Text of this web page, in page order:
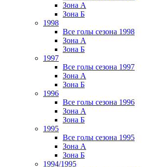
Зона А
Зона Б
1998
Все голы сезона 1998
Зона А
Зона Б
1997
Все голы сезона 1997
Зона А
Зона Б
1996
Все голы сезона 1996
Зона А
Зона Б
1995
Все голы сезона 1995
Зона А
Зона Б
1994/1995